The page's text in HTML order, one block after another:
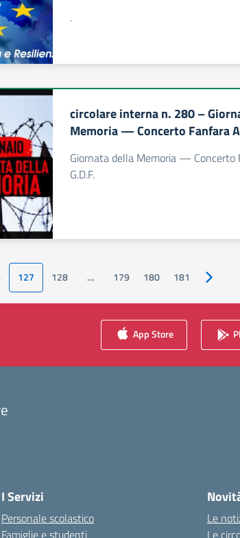
.
circolare interna n. 280 –
Memoria — Concerto Fanfara
Giornata della Memoria — Concerto
G.D.F.
127 128 … 179 180 181 Pagina
App Store
I Servizi
Personale scolastico
Famiglie e studenti
Le
Le